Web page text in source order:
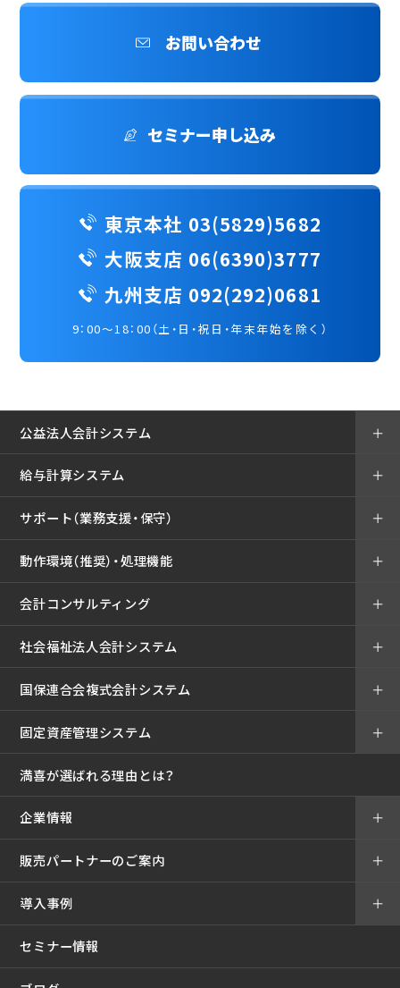
お問い合わせ
セミナー申し込み
東京本社 03(5829)5682
大阪支店 06(6390)3777
九州支店 092(292)0681
9：00～18：00（土・日・祝日・年末年始を除く）
公益法人会計システム ＋
給与計算システム ＋
サポート（業務支援・保守） ＋
動作環境（推奨）・処理機能 ＋
会計コンサルティング ＋
社会福祉法人会計システム ＋
国保連合会複式会計システム ＋
固定資産管理システム ＋
満喜が選ばれる理由とは？
企業情報 ＋
販売パートナーのご案内 ＋
導入事例
セミナー情報
＋